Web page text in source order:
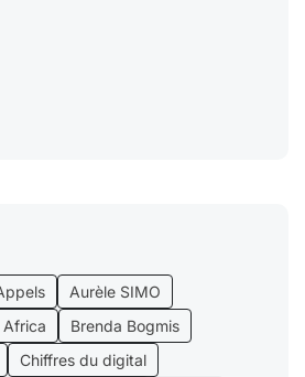
Aurèle SIMO
Africa
Brenda Bogmis
Chiffres du digital